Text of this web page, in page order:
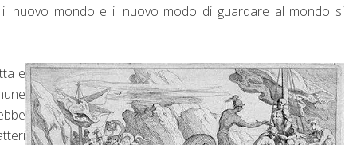
il nuovo mondo e il nuovo modo di guardare al mondo si
e